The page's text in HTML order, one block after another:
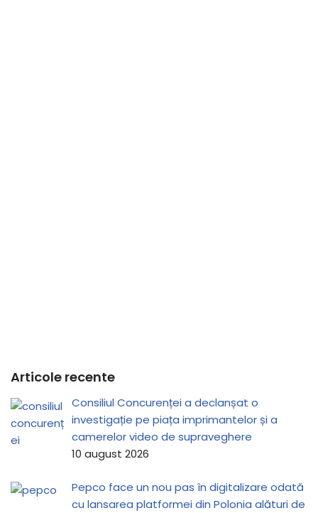
Articole recente
Consiliul Concurenței a declanșat o
investigație pe piața imprimantelor și a
camerelor video de supraveghere
10 august 2026
Pepco face un nou pas în digitalizare odată
cu lansarea platformei din Polonia alături de